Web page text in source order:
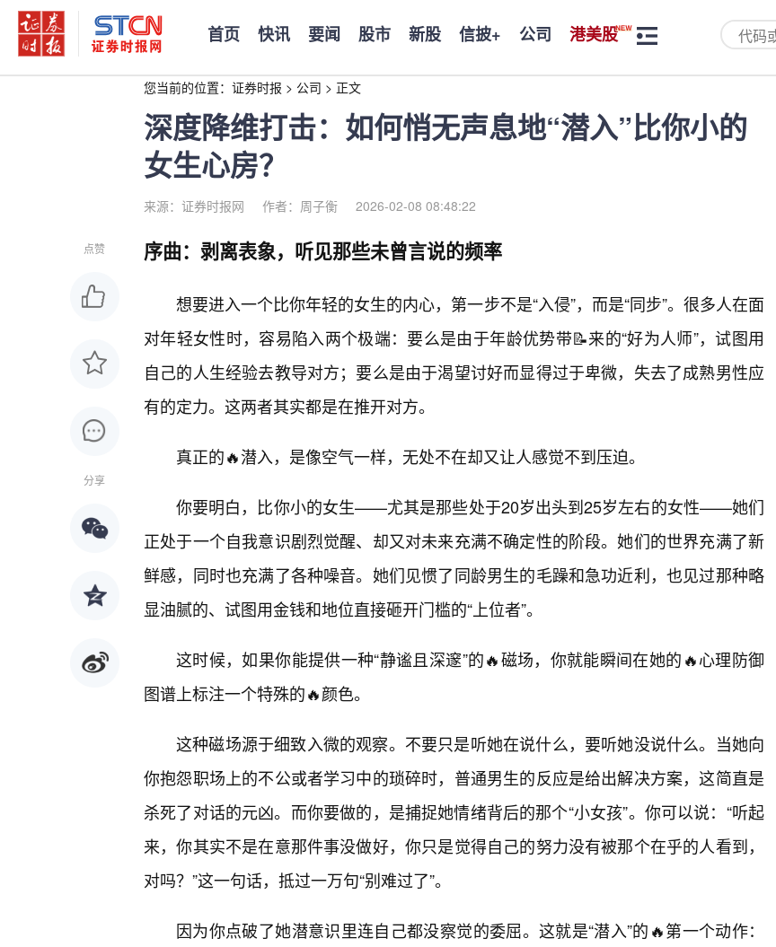
首页 快讯 要闻 股市 新股 信披+ 公司 港美股
您当前的位置： 证券时报 > 公司 > 正文
深度降维打击：如何悄无声息地“潜入”比你小的
女生心房？
来源：证券时报网 作者：周子衡 2026-02-08 08:48:22
点赞
分享
序曲：剥离表象，听见那些未曾言说的频率
想要进入一个比你年轻的女生的内心，第一步不是“入侵”，而是“同步”。很多人在面
对年轻女性时，容易陷入两个极端：要么是由于年龄优势带📝来的“好为人师”，试图用
自己的人生经验去教导对方；要么是由于渴望讨好而显得过于卑微，失去了成熟男性应
有的定力。这两者其实都是在推开对方。
真正的🔥潜入，是像空气一样，无处不在却又让人感觉不到压迫。
你要明白，比你小的女生——尤其是那些处于20岁出头到25岁左右的女性——她们
正处于一个自我意识剧烈觉醒、却又对未来充满不确定性的阶段。她们的世界充满了新
鲜感，同时也充满了各种噪音。她们见惯了同龄男生的毛躁和急功近利，也见过那种略
显油腻的、试图用金钱和地位直接砸开门槛的“上位者”。
这时候，如果你能提供一种“静谧且深邃”的🔥磁场，你就能瞬间在她的🔥心理防御
图谱上标注一个特殊的🔥颜色。
这种磁场源于细致入微的观察。不要只是听她在说什么，要听她没说什么。当她向
你抱怨职场上的不公或者学习中的琐碎时，普通男生的反应是给出解决方案，这简直是
杀死了对话的元凶。而你要做的，是捕捉她情绪背后的那个“小女孩”。你可以说：“听起
来，你其实不是在意那件事没做好，你只是觉得自己的努力没有被那个在乎的人看到，
对吗？”这一句话，抵过一万句“别难过了”。
因为你点破了她潜意识里连自己都没察觉的委屈。这就是“潜入”的🔥第一个动作：